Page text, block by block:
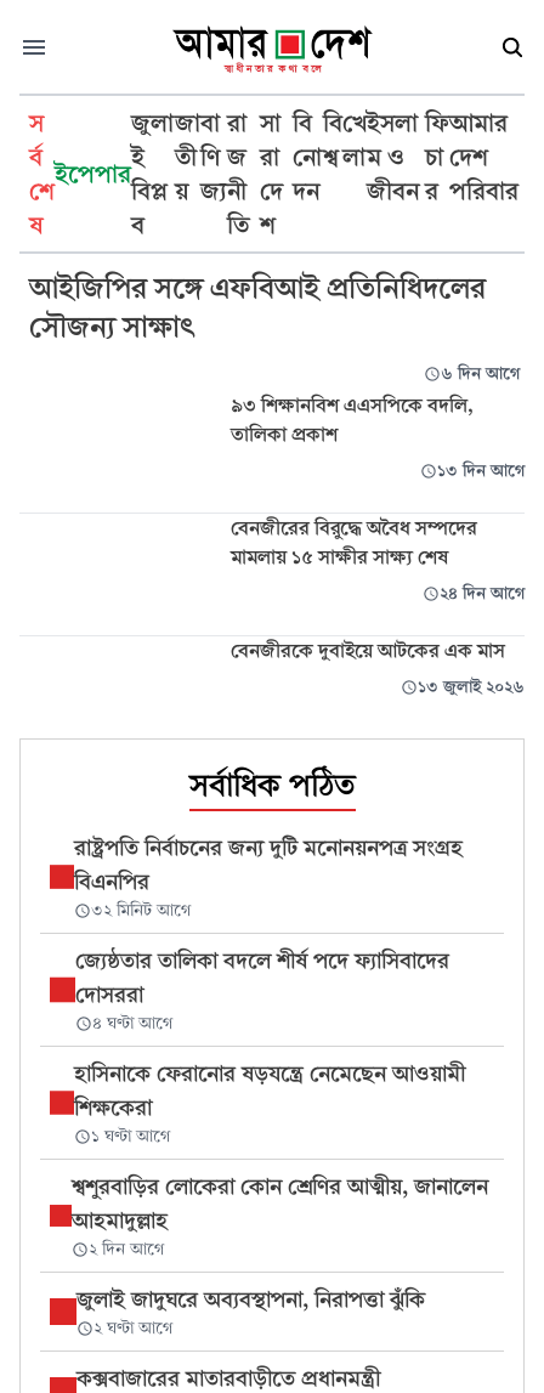
স
র্ব
শে
ষ
ইপেপার
জুলা
ই
বিপ্ল
ব
জা
তী
য়
বা
ণি
জ্য
রা
জ
নী
তি
সা
রা
দে
শ
বি
নো
দন
বি
শ্ব
খে
লা
ইসলা
ম ও
জীবন
ফি
চা
র
আমার
দেশ
পরিবার
আইজিপি
আইজিপির সঙ্গে এফবিআই প্রতিনিধিদলের
সৌজন্য সাক্ষাৎ
৬ দিন আগে
৯৩ শিক্ষানবিশ এএসপিকে বদলি,
তালিকা প্রকাশ
১৩ দিন আগে
বেনজীরের বিরুদ্ধে অবৈধ সম্পদের
মামলায় ১৫ সাক্ষীর সাক্ষ্য শেষ
২৪ দিন আগে
বেনজীরকে দুবাইয়ে আটকের এক মাস
১৩ জুলাই ২০২৬
সর্বাধিক পঠিত
রাষ্ট্রপতি নির্বাচনের জন্য দুটি মনোনয়নপত্র সংগ্রহ
বিএনপির
৩২ মিনিট আগে
জ্যেষ্ঠতার তালিকা বদলে শীর্ষ পদে ফ্যাসিবাদের
দোসররা
৪ ঘণ্টা আগে
হাসিনাকে ফেরানোর ষড়যন্ত্রে নেমেছেন আওয়ামী
শিক্ষকেরা
১ ঘণ্টা আগে
শ্বশুরবাড়ির লোকেরা কোন শ্রেণির আত্মীয়, জানালেন
আহমাদুল্লাহ
২ দিন আগে
জুলাই জাদুঘরে অব্যবস্থাপনা, নিরাপত্তা ঝুঁকি
২ ঘণ্টা আগে
কক্সবাজারের মাতারবাড়ীতে প্রধানমন্ত্রী